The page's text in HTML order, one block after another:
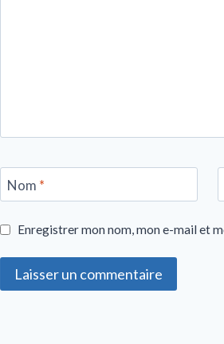
Nom *
Enregistrer mon nom, mon e-mail et